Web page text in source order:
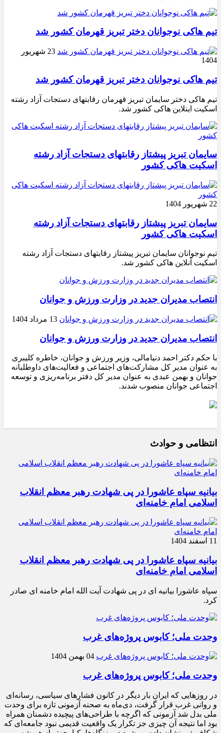
تیم هاکی نوجوانان دختر تبریز قهرمان کشور شد
23 شهریور
1404
تیم هاکی نوجوانان دختر تبریز قهرمان کشور شد
تیم هاکی دختر سایمان تبریز قهرمان رقابتهای دستجات آزاد رشته
اسکیت اینلاین هاکی کشور شد.
سایمان تبریز پیشتاز رقابتهای دستجات آزاد رشته
اسکیت هاکی کشور
22 شهریور 1404
سایمان تبریز پیشتاز رقابتهای دستجات آزاد رشته
اسکیت هاکی کشور
تیم نوجوانان سایمان تبریز پیشتاز رقابتهای دستجات آزاد رشته
اسکیت آنلاین هاکی کشور شد.
انتصاب مدیران جدید در وزارت ورزش و جوانان
13 مرداد 1404
انتصاب مدیران جدید در وزارت ورزش و جوانان
با حکم دکتر احمد دنیامالی، وزیر ورزش و جوانان، خاطره کلیبری
به عنوان مدیر کل مشارکت‌های اجتماعی و فعالیت‌های داوطلبانه
جوانان و بهمن عبدی به عنوان مدیر کل دفتر برنامه‌ریزی و توسعه
اجتماعی جوانان منصوب شدند.
انتظامی و حوادث
بیانیه سپاه عاشورا در پی شهادت رهبر معظم انقلاب
اسلامی امام خامنه‌ای
11 اسفند 1404
بیانیه سپاه عاشورا در پی شهادت رهبر معظم انقلاب
اسلامی امام خامنه‌ای
سپاه عاشورا بیانیه ای در پی شهادت آیت الله امام خامنه ای صادر
کرد.
وحدت ملی؛ کابوس پروژه‌های غرب
04 بهمن 1404
وحدت ملی؛ کابوس پروژه‌های غرب
در روزهایی که ایران بار دیگر در کانون فشارهای سیاسی، رسانه‌ای
و روانی غرب قرار گرفت، دی‌ماه به صحنه آزمونی تازه برای وحدت
ملی بدل شد آزمونی که اگرچه با طراحی‌های پیچیده دشمنان همراه
بود اما نتیجه آن چیزی جز تکرار یک واقعیت قدیمی نبود جامعه‌ای که